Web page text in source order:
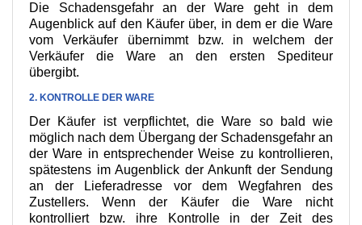
Die Schadensgefahr an der Ware geht in dem
Augenblick auf den Käufer über, in dem er die Ware
vom Verkäufer übernimmt bzw. in welchem der
Verkäufer die Ware an den ersten Spediteur
übergibt.
2. KONTROLLE DER WARE
Der Käufer ist verpflichtet, die Ware so bald wie
möglich nach dem Übergang der Schadensgefahr an
der Ware in entsprechender Weise zu kontrollieren,
spätestens im Augenblick der Ankunft der Sendung
an der Lieferadresse vor dem Wegfahren des
Zustellers. Wenn der Käufer die Ware nicht
kontrolliert bzw. ihre Kontrolle in der Zeit des